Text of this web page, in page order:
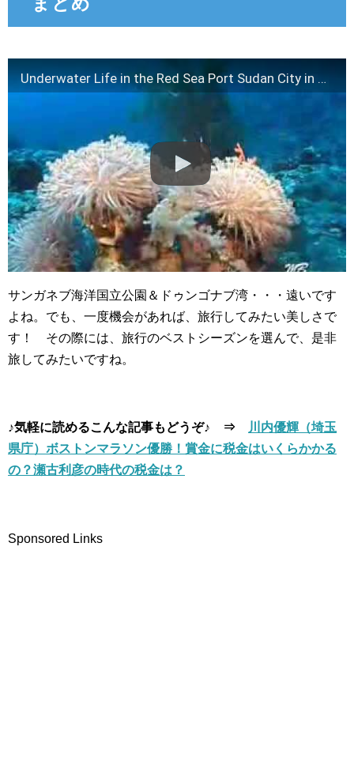
Underwater Life in the Red Sea Port Sudan City in Sudan.
サンガネブ海洋国立公園＆ドゥンゴナブ湾・・・遠いです
よね。でも、一度機会があれば、旅行してみたい美しさで
す！ その際には、旅行のベストシーズンを選んで、是非
旅してみたいですね。
♪気軽に読めるこんな記事もどうぞ♪ ⇒
川内優輝（埼玉
県庁）ボストンマラソン優勝！賞金に税金はいくらかかる
の？瀬古利彦の時代の税金は？
Sponsored Links